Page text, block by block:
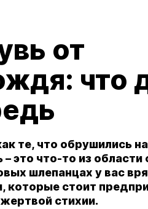
от
что
те, что обрушились
это что-то из области
шлепанцах у вас
стоит
стихии.